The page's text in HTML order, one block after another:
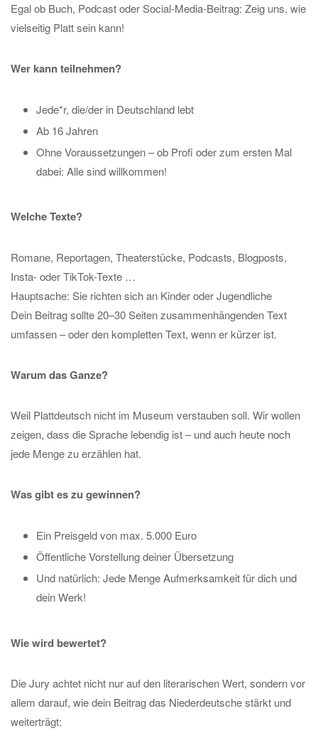
Egal ob Buch, Podcast oder Social-Media-Beitrag: Zeig uns, wie
vielseitig Platt sein kann!
Wer kann teilnehmen?
Jede*r, die/der in Deutschland lebt
Ab 16 Jahren
Ohne Voraussetzungen – ob Profi oder zum ersten Mal
dabei: Alle sind willkommen!
Welche Texte?
Romane, Reportagen, Theaterstücke, Podcasts, Blogposts,
Insta- oder TikTok-Texte …
Hauptsache: Sie richten sich an Kinder oder Jugendliche
Dein Beitrag sollte 20–30 Seiten zusammenhängenden Text
umfassen – oder den kompletten Text, wenn er kürzer ist.
Warum das Ganze?
Weil Plattdeutsch nicht im Museum verstauben soll. Wir wollen
zeigen, dass die Sprache lebendig ist – und auch heute noch
jede Menge zu erzählen hat.
Was gibt es zu gewinnen?
Ein Preisgeld von max. 5.000 Euro
Öffentliche Vorstellung deiner Übersetzung
Und natürlich: Jede Menge Aufmerksamkeit für dich und
dein Werk!
Wie wird bewertet?
Die Jury achtet nicht nur auf den literarischen Wert, sondern vor
allem darauf, wie dein Beitrag das Niederdeutsche stärkt und
weiterträgt: